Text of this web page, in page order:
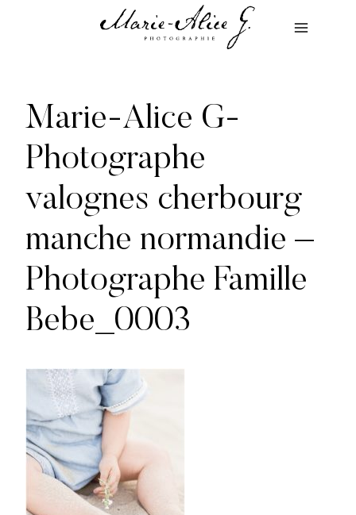
Marie-Alice G-
Photographe
valognes cherbourg
manche normandie –
Photographe Famille
Bebe_0003